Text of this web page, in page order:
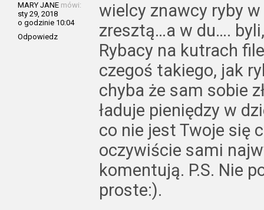
MARY JANE mówi:
sty 29, 2018
o godzinie 10:04
Odpowiedz
wielcy znawcy ryby
zresztą…a w du….
Rybacy na kutrach
czegoś takiego, jak
chyba że sam sobie
ładuje pieniędzy w
co nie jest Twoje się
oczywiście sami
komentują. P.S. Nie
proste:).